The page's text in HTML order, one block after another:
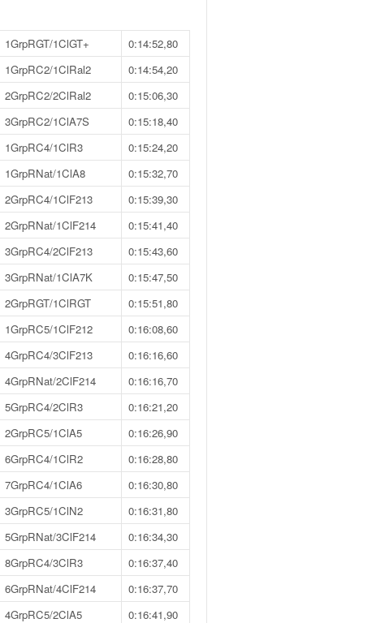
1GrpRGT/1ClGT+
0:14:52,80
1GrpRC2/1ClRal2
0:14:54,20
2GrpRC2/2ClRal2
0:15:06,30
3GrpRC2/1ClA7S
0:15:18,40
1GrpRC4/1ClR3
0:15:24,20
1GrpRNat/1ClA8
0:15:32,70
2GrpRC4/1ClF213
0:15:39,30
2GrpRNat/1ClF214
0:15:41,40
3GrpRC4/2ClF213
0:15:43,60
3GrpRNat/1ClA7K
0:15:47,50
2GrpRGT/1ClRGT
0:15:51,80
1GrpRC5/1ClF212
0:16:08,60
4GrpRC4/3ClF213
0:16:16,60
4GrpRNat/2ClF214
0:16:16,70
5GrpRC4/2ClR3
0:16:21,20
2GrpRC5/1ClA5
0:16:26,90
6GrpRC4/1ClR2
0:16:28,80
7GrpRC4/1ClA6
0:16:30,80
3GrpRC5/1ClN2
0:16:31,80
5GrpRNat/3ClF214
0:16:34,30
8GrpRC4/3ClR3
0:16:37,40
6GrpRNat/4ClF214
0:16:37,70
4GrpRC5/2ClA5
0:16:41,90